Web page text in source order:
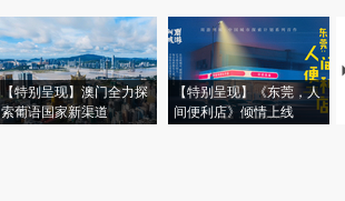
【特别呈现】澳门全力探
索葡语国家新渠道
【特别呈现】《东莞，人
间便利店》倾情上线